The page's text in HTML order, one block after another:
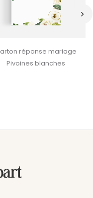
réponse mariage
Pivoines blanches